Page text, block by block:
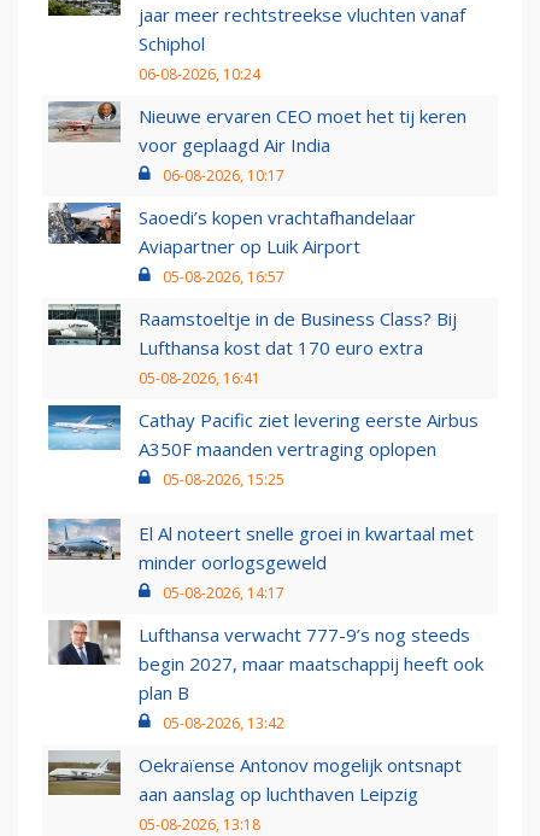
jaar meer rechtstreekse vluchten vanaf
Schiphol
06-08-2026, 10:24
Nieuwe ervaren CEO moet het tij keren
voor geplaagd Air India
06-08-2026, 10:17
Saoedi’s kopen vrachtafhandelaar
Aviapartner op Luik Airport
05-08-2026, 16:57
Raamstoeltje in de Business Class? Bij
Lufthansa kost dat 170 euro extra
05-08-2026, 16:41
Cathay Pacific ziet levering eerste Airbus
A350F maanden vertraging oplopen
05-08-2026, 15:25
El Al noteert snelle groei in kwartaal met
minder oorlogsgeweld
05-08-2026, 14:17
Lufthansa verwacht 777-9’s nog steeds
begin 2027, maar maatschappij heeft ook
plan B
05-08-2026, 13:42
Oekraïense Antonov mogelijk ontsnapt
aan aanslag op luchthaven Leipzig
05-08-2026, 13:18